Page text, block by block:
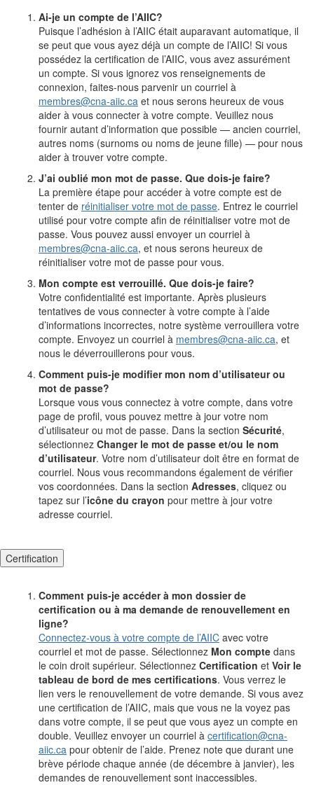
Ai-je un compte de l’AIIC?
Puisque l’adhésion à l’AIIC était auparavant automatique, il
se peut que vous ayez déjà un compte de l’AIIC! Si vous
possédez la certification de l’AIIC, vous avez assurément
un compte. Si vous ignorez vos renseignements de
connexion, faites-nous parvenir un courriel à
membres@cna-aiic.ca et nous serons heureux de vous
aider à vous connecter à votre compte. Veuillez nous
fournir autant d’information que possible — ancien courriel,
autres noms (surnoms ou noms de jeune fille) — pour nous
aider à trouver votre compte.
J’ai oublié mon mot de passe. Que dois-je faire?
La première étape pour accéder à votre compte est de
tenter de réinitialiser votre mot de passe. Entrez le courriel
utilisé pour votre compte afin de réinitialiser votre mot de
passe. Vous pouvez aussi envoyer un courriel à
membres@cna-aiic.ca, et nous serons heureux de
réinitialiser votre mot de passe pour vous.
Mon compte est verrouillé. Que dois-je faire?
Votre confidentialité est importante. Après plusieurs
tentatives de vous connecter à votre compte à l’aide
d’informations incorrectes, notre système verrouillera votre
compte. Envoyez un courriel à membres@cna-aiic.ca, et
nous le déverrouillerons pour vous.
Comment puis-je modifier mon nom d’utilisateur ou
mot de passe?
Lorsque vous vous connectez à votre compte, dans votre
page de profil, vous pouvez mettre à jour votre nom
d’utilisateur ou mot de passe. Dans la section Sécurité,
sélectionnez Changer le mot de passe et/ou le nom
d’utilisateur. Votre nom d’utilisateur doit être en format de
courriel. Nous vous recommandons également de vérifier
vos coordonnées. Dans la section Adresses, cliquez ou
tapez sur l’icône du crayon pour mettre à jour votre
adresse courriel.
Certification
Comment puis-je accéder à mon dossier de
certification ou à ma demande de renouvellement en
ligne?
Connectez-vous à votre compte de l’AIIC avec votre
courriel et mot de passe. Sélectionnez Mon compte dans
le coin droit supérieur. Sélectionnez Certification et Voir le
tableau de bord de mes certifications. Vous verrez le
lien vers le renouvellement de votre demande. Si vous avez
une certification de l’AIIC, mais que vous ne la voyez pas
dans votre compte, il se peut que vous ayez un compte en
double. Veuillez envoyer un courriel à certification@cna-
aiic.ca pour obtenir de l’aide. Prenez note que durant une
brève période chaque année (de décembre à janvier), les
demandes de renouvellement sont inaccessibles.